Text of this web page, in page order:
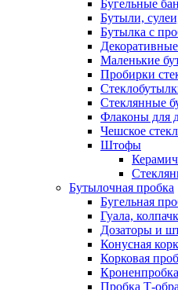
Бугельные
Бутыли,
Бутылка с
Маленькие
Пробирки
Стеклянные
Флаконы для
Чешское
Штофы
Бутылочная пробка
Бугельная
Гуала,
Дозаторы и
Конусная
Корковая
Пробка Т-